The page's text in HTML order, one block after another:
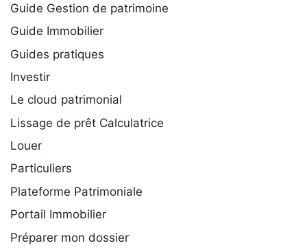
Guide Gestion de patrimoine
Guide Immobilier
Guides pratiques
Investir
Le cloud patrimonial
Lissage de prêt Calculatrice
Louer
Particuliers
Plateforme Patrimoniale
Portail Immobilier
Préparer mon dossier